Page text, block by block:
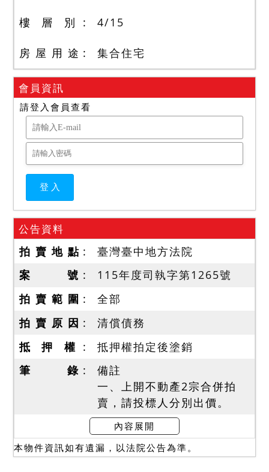
樓 層 別 4/15
房 屋 用 途 集合住宅
會員資訊
請登入會員查看
公告資料
拍 賣 地 點
臺灣臺中地方法院
案 號
115年度司執字第1265號
拍 賣 範 圍
全部
拍 賣 原 因
清償債務
抵 押 權
抵押權拍定後塗銷
筆 錄
備註
一、上開不動產2宗合併拍
賣，請投標人分別出價。
二、拍賣最低價額合計新台
幣：12,800,000元，以總價
最高者得標。
內容展開
本物件資訊如有遺漏，以法院公告為準。